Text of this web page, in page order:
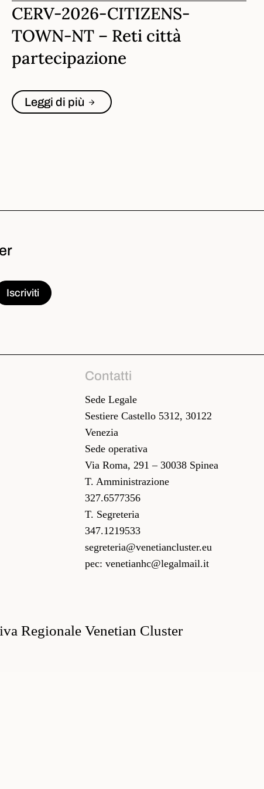
CERV-2026-CITIZENS-
TOWN-NT – Reti città
partecipazione
Leggi di più
Contatti
Sede Legale
Sestiere Castello 5312, 30122
Venezia
Sede operativa
Via Roma, 291 – 30038 Spinea
T. Amministrazione
327.6577356
T. Segreteria
347.1219533
segreteria@venetiancluster.eu
pec: venetianhc@legalmail.it
Regionale Venetian Cluster